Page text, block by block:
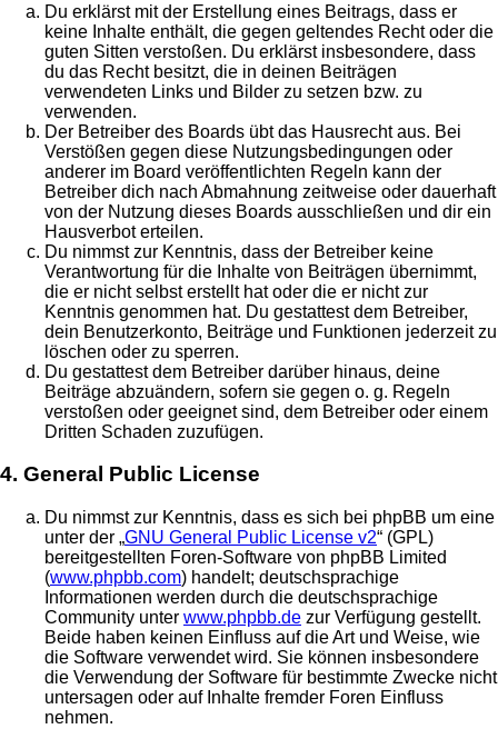
Du erklärst mit der Erstellung eines Beitrags, dass er
keine Inhalte enthält, die gegen geltendes Recht oder die
guten Sitten verstoßen. Du erklärst insbesondere, dass
du das Recht besitzt, die in deinen Beiträgen
verwendeten Links und Bilder zu setzen bzw. zu
verwenden.
Der Betreiber des Boards übt das Hausrecht aus. Bei
Verstößen gegen diese Nutzungsbedingungen oder
anderer im Board veröffentlichten Regeln kann der
Betreiber dich nach Abmahnung zeitweise oder dauerhaft
von der Nutzung dieses Boards ausschließen und dir ein
Hausverbot erteilen.
Du nimmst zur Kenntnis, dass der Betreiber keine
Verantwortung für die Inhalte von Beiträgen übernimmt,
die er nicht selbst erstellt hat oder die er nicht zur
Kenntnis genommen hat. Du gestattest dem Betreiber,
dein Benutzerkonto, Beiträge und Funktionen jederzeit zu
löschen oder zu sperren.
Du gestattest dem Betreiber darüber hinaus, deine
Beiträge abzuändern, sofern sie gegen o. g. Regeln
verstoßen oder geeignet sind, dem Betreiber oder einem
Dritten Schaden zuzufügen.
4. General Public License
Du nimmst zur Kenntnis, dass es sich bei phpBB um eine
unter der „GNU General Public License v2“ (GPL)
bereitgestellten Foren-Software von phpBB Limited
(www.phpbb.com) handelt; deutschsprachige
Informationen werden durch die deutschsprachige
Community unter www.phpbb.de zur Verfügung gestellt.
Beide haben keinen Einfluss auf die Art und Weise, wie
die Software verwendet wird. Sie können insbesondere
die Verwendung der Software für bestimmte Zwecke nicht
untersagen oder auf Inhalte fremder Foren Einfluss
nehmen.